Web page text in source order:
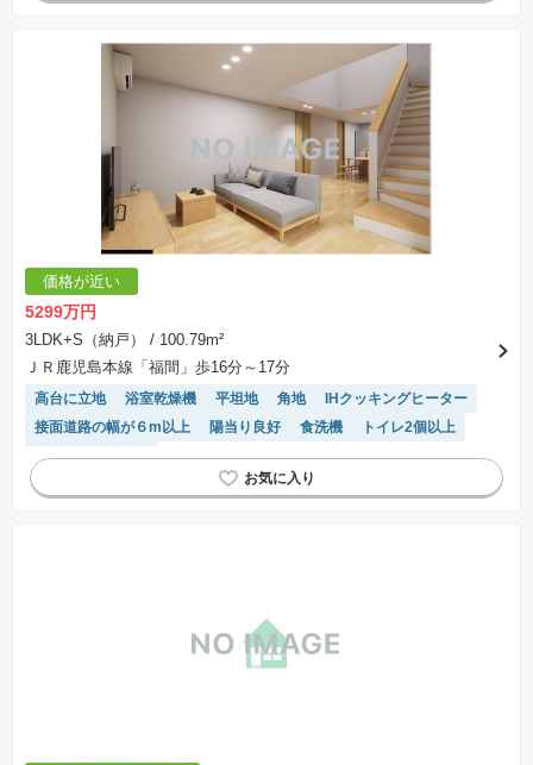
価格が近い
5299万円
3LDK+S（納戸）
/ 100.79m²
ＪＲ鹿児島本線「福間」歩16分～17分
高台に立地 浴室乾燥機 平坦地 角地
IHクッキングヒーター
接面道路の幅が６m以上
陽当り良好 食洗機
トイレ2個以上
システムキッチン